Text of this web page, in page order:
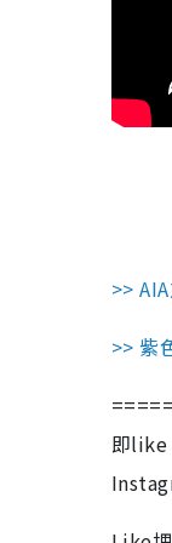
>>
>> 紫
即like